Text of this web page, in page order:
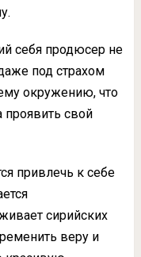
себя продюсер не
под страхом
окружению, что
свой
привлечь к себе
сирийских
веру и